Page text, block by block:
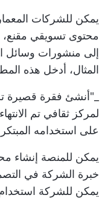
محتوى تسويقي مقنع،
إلى منشورات وسائل
المثال، أدخل هذه
_"أنشئ فقرة قصيرة
لمركز ثقافي تم
على استخدامه
يمكن للمنصة إنشاء
خبرة الشركة في
يمكن للشركة